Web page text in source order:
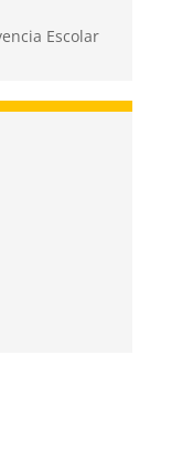
Escolar